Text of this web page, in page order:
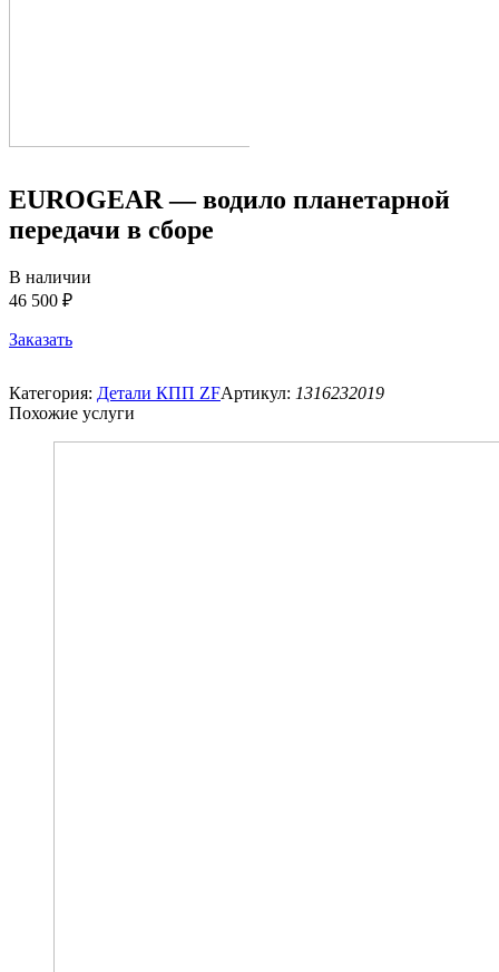
EUROGEAR — водило планетарной
передачи в сборе
В наличии
46 500 ₽
Заказать
Категория: Детали КПП ZFАртикул: 1316232019
Похожие услуги